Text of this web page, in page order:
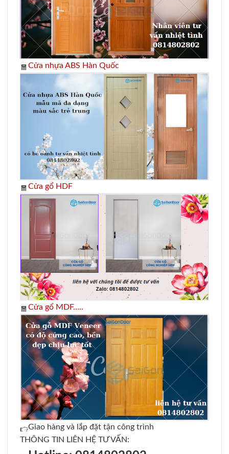
Cửa nhựa ABS Hàn Quốc
Cửa gổ HDF
Cửa gổ MDF…..
Giao hàng và lắp đặt tận công trình
THÔNG TIN LIÊN HỆ TƯ VẤN: